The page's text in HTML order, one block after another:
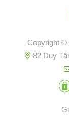
Copyright ©
82 Duy